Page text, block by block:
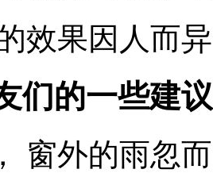
效果因人而
们的一些建议
窗外的雨忽